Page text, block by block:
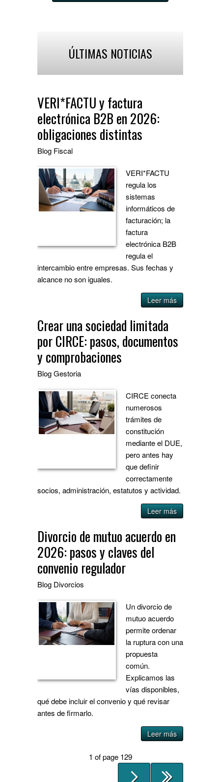
ÚLTIMAS NOTICIAS
VERI*FACTU y factura
electrónica B2B en 2026:
obligaciones distintas
Blog Fiscal
VERI*FACTU
regula los
sistemas
informáticos de
facturación; la
factura
electrónica B2B
regula el
intercambio entre empresas. Sus fechas y
alcance no son iguales.
Leer más
Crear una sociedad limitada
por CIRCE: pasos, documentos
y comprobaciones
BlogGestoria
CIRCE conecta
numerosos
trámites de
constitución
mediante el DUE,
pero antes hay
que definir
correctamente
socios, administración, estatutos y actividad.
Leer más
Divorcio de mutuo acuerdo en
2026: pasos y claves del
convenio regulador
Blog Divorcios
Un divorcio de
mutuo acuerdo
permite ordenar
la ruptura con una
propuesta
común.
Explicamos las
vías disponibles,
qué debe incluir el convenio y qué revisar
antes de firmarlo.
Leer más
1 of page 129